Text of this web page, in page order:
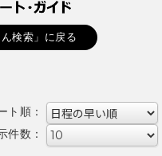
検索」に戻る
ト順：
件数：